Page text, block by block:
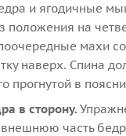
и ягодичные
положения на
махи
наверх. Спина
прогнутой в
в сторону.
часть